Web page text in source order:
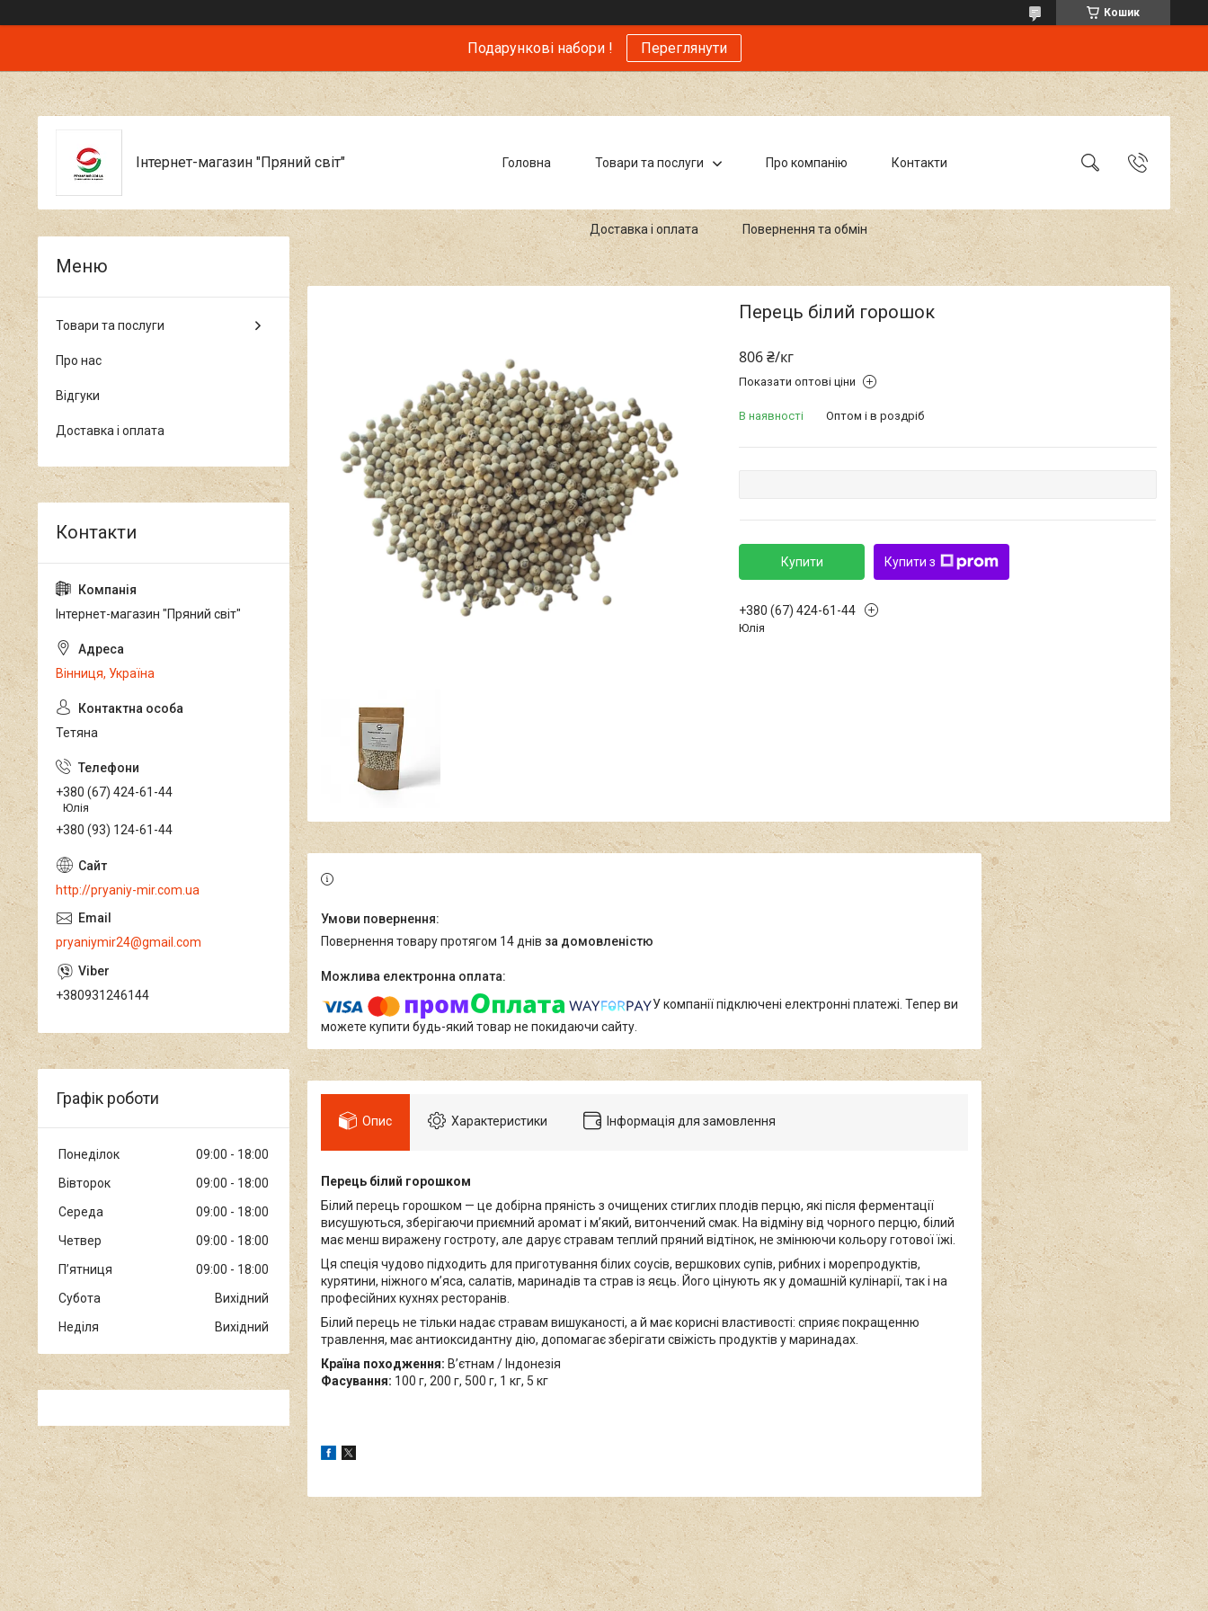
Кошик
Подарункові набори ! Переглянути
Інтернет-магазин "Пряний світ" Головна Товари та послуги Про компанію Контакти
Доставка і оплата Повернення та обмін
Перець білий горошок
806 ₴/кг
Показати оптові ціни
В наявності Оптом і в роздріб
Купити Купити з
+380 (67) 424-61-44
Юлія
повернення товару протягом 14 днів за домовленістю
У компанії підключені електронні платежі. Тепер ви
можете купити будь-який товар не покидаючи сайту.
Опис Характеристики Інформація для замовлення
Перець білий горошком
Білий перець горошком — це добірна пряність з очищених стиглих плодів перцю, які після ферментації
висушуються, зберігаючи приємний аромат і м’який, витончений смак. На відміну від чорного перцю, білий
має менш виражену гостроту, але дарує стравам теплий пряний відтінок, не змінюючи кольору готової їжі.
Ця спеція чудово підходить для приготування білих соусів, вершкових супів, рибних і морепродуктів,
курятини, ніжного м’яса, салатів, маринадів та страв із яєць. Його цінують як у домашній кулінарії, так і на
професійних кухнях ресторанів.
Білий перець не тільки надає стравам вишуканості, а й має корисні властивості: сприяє покращенню
травлення, має антиоксидантну дію, допомагає зберігати свіжість продуктів у маринадах.
Країна походження: В’єтнам / Індонезія
Фасування: 100 г, 200 г, 500 г, 1 кг, 5 кг
Товари та послуги
Про нас
Відгуки
Доставка і оплата
Інтернет-магазин "Пряний світ"
Вінниця, Україна
Тетяна
+380 (67) 424-61-44
Юлія
+380 (93) 124-61-44
http://pryaniy-mir.com.ua
pryaniymir24@gmail.com
+380931246144
Графік роботи
Понеділок 09:00
18:00
Вівторок
09:00
18:00
Середа
09:00
18:00
Четвер
09:00
18:00
Пʼятниця
09:00
18:00
Субота
Вихідний
Неділя
Вихідний